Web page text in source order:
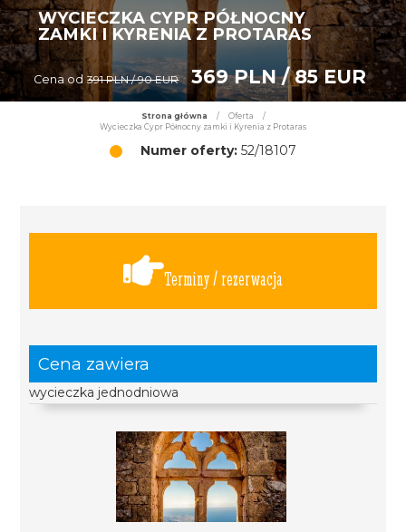
WYCIECZKA CYPR PÓŁNOCNY
ZAMKI I KYRENIA Z PROTARAS
Cena od 391 PLN / 90 EUR 369 PLN / 85 EUR
Strona główna / Oferta
/
Wycieczka Cypr Północny zamki i Kyrenia z Protaras
Numer oferty: 52/18107
Terminy / rezerwacja
Cena zawiera
wycieczka jednodniowa